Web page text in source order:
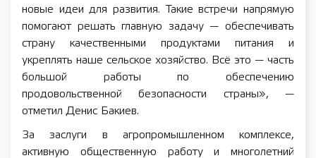
новые идеи для развития. Такие встречи напрямую
помогают решать главную задачу — обеспечивать
страну качественными продуктами питания и
укреплять наше сельское хозяйство. Всё это — часть
большой работы по обеспечению
продовольственной безопасности страны», —
отметил Денис Бакиев.
За заслуги в агропромышленном комплексе,
активную общественную работу и многолетний